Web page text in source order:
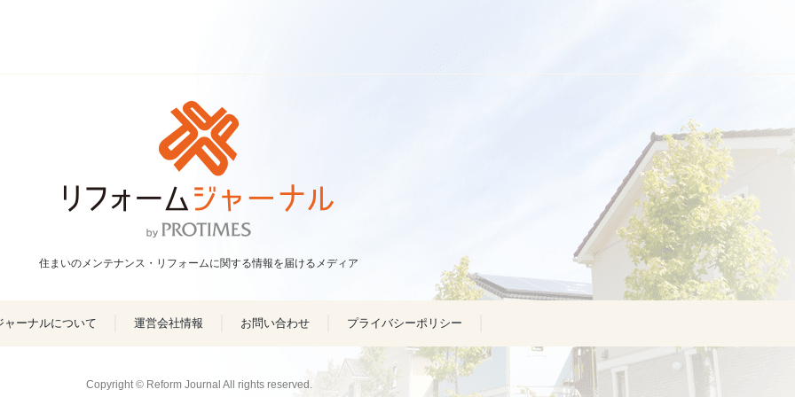
住まいのメンテナンス・リフォームに関する情報を届けるメディア
ャーナルについて 運営会社情報 お問い合わせ プライバシーポリシー
Copyright © Reform Journal All rights reserved.